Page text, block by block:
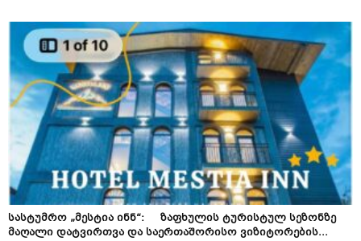
სასტუმრო „მესტია ინნ“: ზაფხულის ტურისტულ სეზონზე
მაღალი დატვირთვა და საერთაშორისო ვიზიტორების...